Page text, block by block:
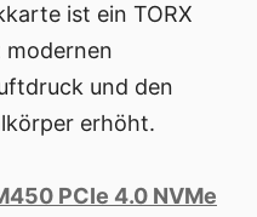
ist ein TORX
modernen
und den
erhöht.
PCIe 4.0 NVMe